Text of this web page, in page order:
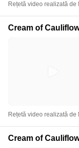
Rețetă video realizată de
Cream of
Rețetă video realizată de
Cream of